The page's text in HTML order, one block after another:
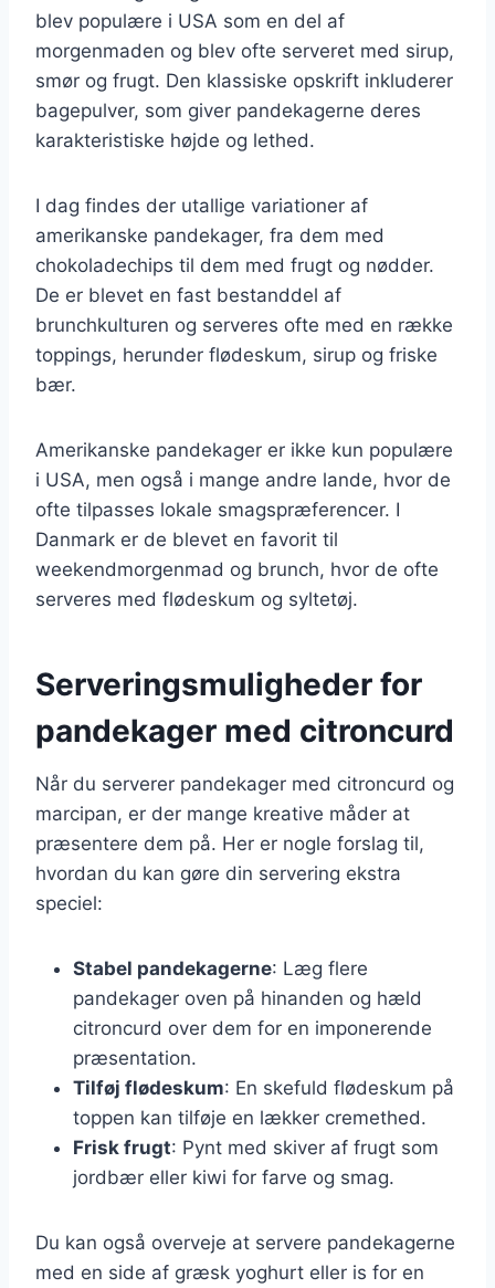
blev populære i USA som en del af
morgenmaden og blev ofte serveret med sirup,
smør og frugt. Den klassiske opskrift inkluderer
bagepulver, som giver pandekagerne deres
karakteristiske højde og lethed.
I dag findes der utallige variationer af
amerikanske pandekager, fra dem med
chokoladechips til dem med frugt og nødder.
De er blevet en fast bestanddel af
brunchkulturen og serveres ofte med en række
toppings, herunder flødeskum, sirup og friske
bær.
Amerikanske pandekager er ikke kun populære
i USA, men også i mange andre lande, hvor de
ofte tilpasses lokale smagspræferencer. I
Danmark er de blevet en favorit til
weekendmorgenmad og brunch, hvor de ofte
serveres med flødeskum og syltetøj.
Serveringsmuligheder for
pandekager med citroncurd
Når du serverer pandekager med citroncurd og
marcipan, er der mange kreative måder at
præsentere dem på. Her er nogle forslag til,
hvordan du kan gøre din servering ekstra
speciel:
Stabel pandekagerne: Læg flere
pandekager oven på hinanden og hæld
citroncurd over dem for en imponerende
præsentation.
Tilføj flødeskum: En skefuld flødeskum på
toppen kan tilføje en lækker cremethed.
Frisk frugt: Pynt med skiver af frugt som
jordbær eller kiwi for farve og smag.
Du kan også overveje at servere pandekagerne
med en side af græsk yoghurt eller is for en